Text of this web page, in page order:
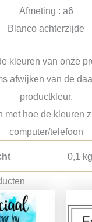
Afmeting : a6
Blanco achterzijde
kleuren van onze
afwijken van de
productkleur.
met hoe de kleuren
computer/telefoon
0,1 kg